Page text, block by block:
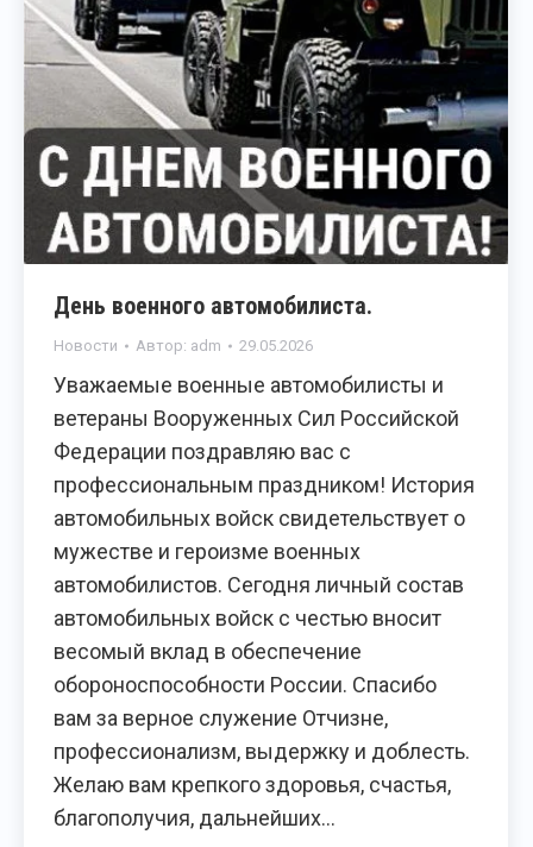
День военного автомобилиста.
Новости Автор: adm 29.05.2026
Уважаемые военные автомобилисты и
ветераны Вооруженных Сил Российской
Федерации поздравляю вас с
профессиональным праздником! История
автомобильных войск свидетельствует о
мужестве и героизме военных
автомобилистов. Сегодня личный состав
автомобильных войск с честью вносит
весомый вклад в обеспечение
обороноспособности России. Спасибо
вам за верное служение Отчизне,
профессионализм, выдержку и доблесть.
Желаю вам крепкого здоровья, счастья,
благополучия, дальнейших…